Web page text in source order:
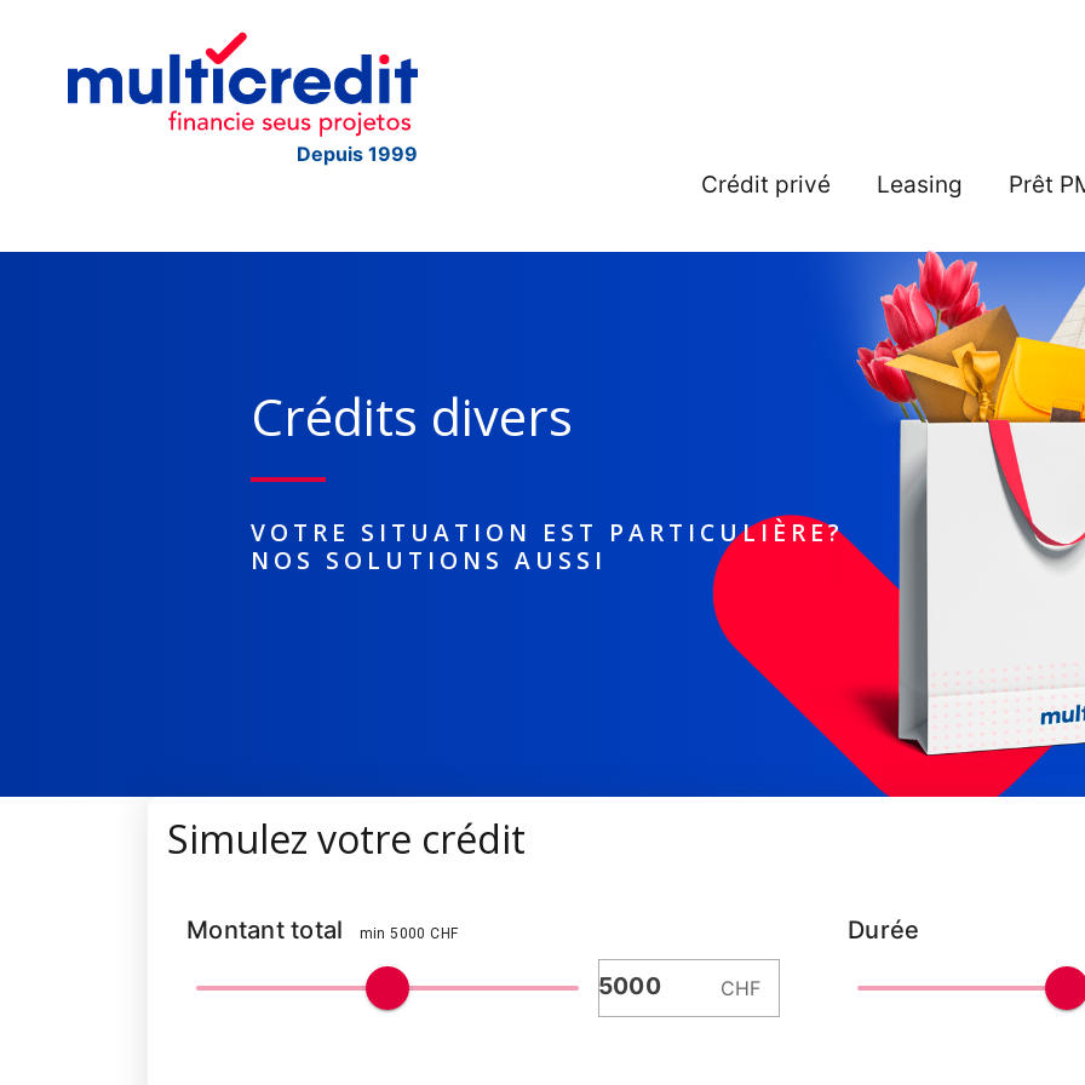
Depuis 1999
Crédit privé Leasing Prêt
Crédits divers
VOTRE SITUATION EST PARTICULIÈRE?
NOS SOLUTIONS AUSSI
Simulez votre crédit
Montant total min 5000 CHF
CHF
Durée